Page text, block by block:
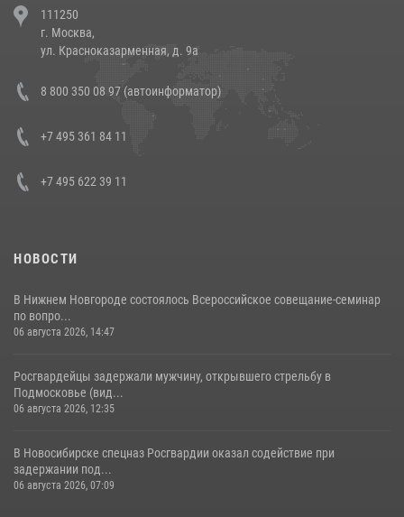
напавших на бригаду скорой помощи (видео)
14 июля 2026, 12:20
В Росгвардии прошла военно-научная конференция по обобщению
боевого опыта
111250
г. Москва,
ул. Красноказарменная, д. 9а
8 800 350 08 97 (автоинформатор)
+7 495 361 84 11
+7 495 622 39 11
НОВОСТИ
В Нижнем Новгороде состоялось Всероссийское совещание-семинар
по вопро...
06 августа 2026, 14:47
Росгвардейцы задержали мужчину, открывшего стрельбу в
Подмосковье (вид...
06 августа 2026, 12:35
В Новосибирске спецназ Росгвардии оказал содействие при
задержании под...
06 августа 2026, 07:09